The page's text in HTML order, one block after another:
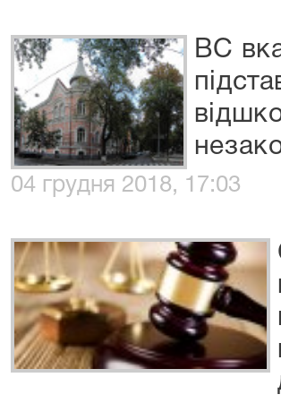
ВС
04 грудня 2018, 17:03